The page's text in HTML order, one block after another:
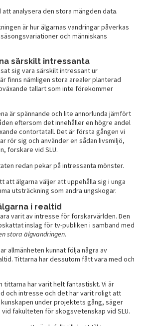
analysera den stora mängden data.
är hur älgarnas vandringar påverkas
och människans
särskilt intressanta
sig vara särskilt intressant ur
finns nämligen stora arealer planterad
tallart som inte förekommer
är spännande och lite annorlunda jämfört
eftersom det innehåller en högre andel
contortatall. Det är första gången vi
rör sig och använder en sådan livsmiljö,
forskare vid SLU.
redan pekar på intressanta mönster.
att älgarna väljer att uppehålla sig i unga
utsträckning som andra ungskogar.
i realtid
varit av intresse för forskarvärlden. Den
inslag för tv-publiken i samband med
stora älgvandringen.
allmänheten kunnat följa några av
Tittarna har dessutom fått vara med och
tittarna har varit helt fantastiskt. Vi är
och intresse och det har varit roligt att
under projektets gång, säger
vid fakulteten för skogsvetenskap vid SLU.